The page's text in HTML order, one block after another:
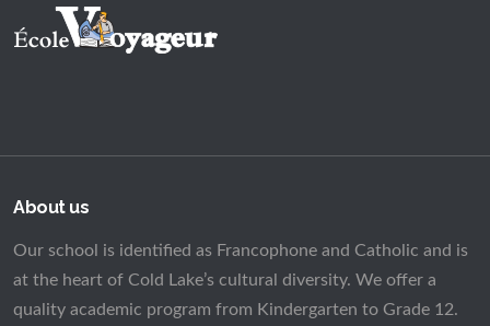
About us
Our school is identified as Francophone and Catholic and is
at the heart of Cold Lake’s cultural diversity. We offer a
quality academic program from Kindergarten to Grade 12.